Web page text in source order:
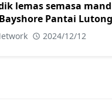
lemas semasa
Pantai Lutong
2024/12/12